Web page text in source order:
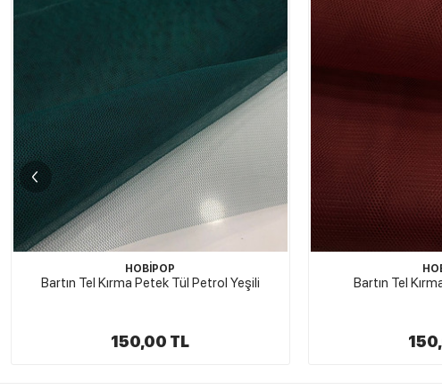
HOBİPOP
Bartın Tel Kırma Petek Tül Bordo
150,00 TL
Bartın Tel Kırma